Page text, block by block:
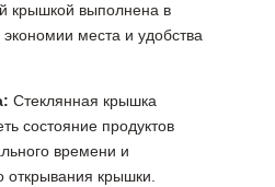
крышкой выполнена в
места и удобства
Стеклянная крышка
состояние продуктов
времени и
открывания крышки.